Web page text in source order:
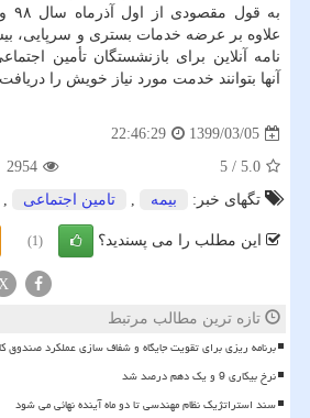
نامه آنلاین برای بازنشستگان تأمین
آنها بتوانند خدمت مورد نیاز خویش را دریافت
1399/03/05
22:46:29
5.0
/
5
2954
تگهای خبر:
بیمه , تامین اجتماعی ,
این مطلب را می پسندید؟ (1)
X
تازه ترین مطالب مرتبط
برنامه ریزی برای تقویت جایگاه و شفاف سازی عملکرد صندوق
نرخ بیکاری 9 و یک دهم درصد شد
سند استراتژیک نظام مهندسی تا دو ماه آینده نهائی می شود